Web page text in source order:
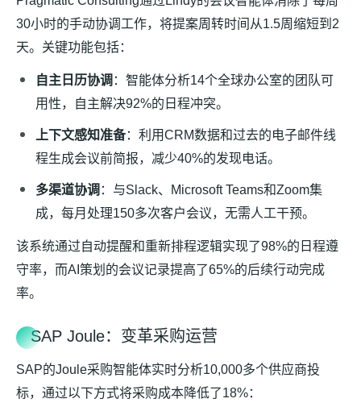
30小时的手动协调工作，将提案周转时间从1.5周缩短到2
天。关键功能包括：
自主日历协调 ：智能体分析14个全球办公室的团队可
用性，自主解决92%的日程冲突。
上下文感知准备：利用CRM数据和过去的电子邮件线
程生成会议前简报，减少40%的发现电话。
多渠道协调 ：与Slack、Microsoft Teams和Zoom集
成，每月处理150多次客户会议，无需人工干预。
该系统通过自动提醒和重新排程逻辑实现了98%的日程遵
守率，而AI策划的会议记录提高了65%的后续行动完成
率。
SAP Joule：变革采购运营
SAP的Joule采购智能体实时分析10,000多个供应商投
标，通过以下方式将采购成本降低了18%：